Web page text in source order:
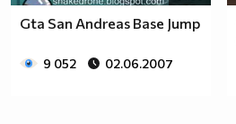
Gta San Andreas Base Jump
9 052 02.06.2007